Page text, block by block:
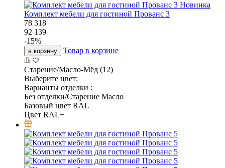
Новинка
Комплект мебели для гостиной Прованс 3
78 318
92 139
-15%
в корзину Товар в корзине
Старение/Масло-Мёд (12)
Выберите цвет:
Варианты отделки :
Без отделки/Старение Масло
Базовый цвет RAL
Цвет RAL+